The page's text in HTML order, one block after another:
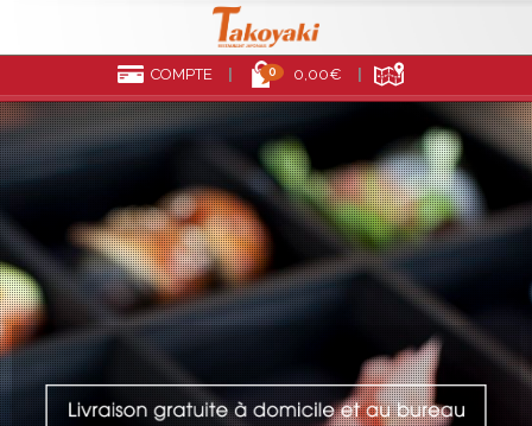
COMPTE 0 0,00€